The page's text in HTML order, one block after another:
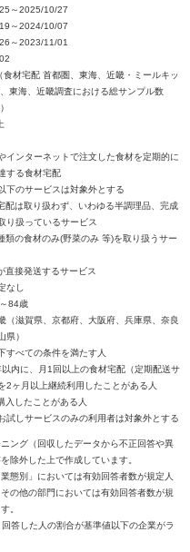
～2025/10/27
～2024/10/07
～2023/11/01
材宅配 首都圏、東海、近畿・ミールキッ
東海、近畿調査における総サンプル数
インターネットで注文した食材を定期的に
する食材宅配
下のサービスは対象外とする
配は取り扱わず、いわゆる半調理品、完成
り扱っているサービス
類の食材のみ(野菜のみ 等)を取り扱うサー
直接発送するサービス
なし
84歳
（滋賀県、京都府、大阪府、兵庫県、奈良
県）
すべての条件を満たす人
内に、月1回以上の食材宅配（定期配送サ
2ヶ月以上継続利用したことがある人
入したことがある人
試しサービスのみの利用者は対象外とする
ング（回収したデータから不正回答や異
除外した上で作成しています。
態別」においては有効回答者数が規定人
の他の部門においては有効回答者数が規
。
答した人の割合が基準値以下の企業がラ